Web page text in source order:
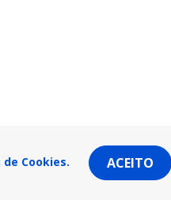
Cookies. ACEITO